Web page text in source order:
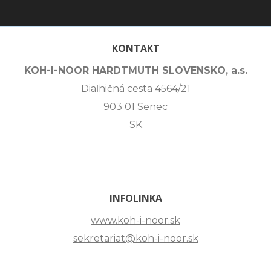
KONTAKT
KOH-I-NOOR HARDTMUTH SLOVENSKO, a.s.
Diaľničná cesta 4564/21
903 01 Senec
SK
INFOLINKA
www.koh-i-noor.sk
sekretariat@koh-i-noor.sk